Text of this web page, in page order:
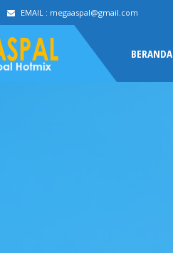
EMAIL : megaaspal@gmail.com
BERANDA